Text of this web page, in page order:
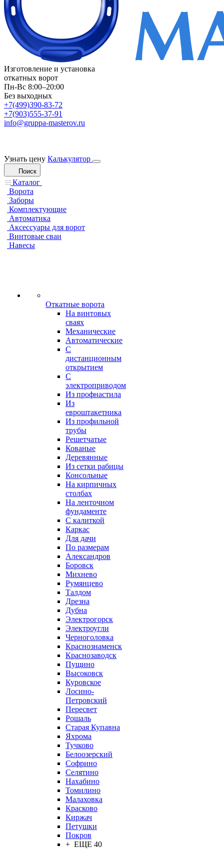
Изготовление и установка
откатных ворот
Пн-Вс 8:00–20:00
Без выходных
+7(499)390-83-72
+7(903)555-37-91
info@gruppa-masterov.ru
Узнать цену Калькулятор
Поиск
Каталог
Ворота
Заборы
Комплектующие
Автоматика
Аксессуары для ворот
Винтовые сваи
Навесы
Откатные ворота
На винтовых
сваях
Механические
Автоматические
С
дистанционным
открытием
С
электроприводом
Из профнастила
Из
евроштакетника
Из профильной
трубы
Решетчатые
Кованые
Деревянные
Из сетки рабицы
Консольные
На кирпичных
столбах
На ленточном
фундаменте
С калиткой
Каркас
Для дачи
По размерам
Александров
Боровск
Михнево
Румянцево
Талдом
Дрезна
Дубна
Электрогорск
Электроугли
Черноголовка
Краснознаменск
Краснозаводск
Пущино
Высоковск
Куровское
Лосино-
Петровский
Пересвет
Рошаль
Старая Купавна
Яхрома
Тучково
Белоозерский
Софрино
Селятино
Нахабино
Томилино
Малаховка
Красково
Киржач
Петушки
Покров
+ ЕЩЕ 40